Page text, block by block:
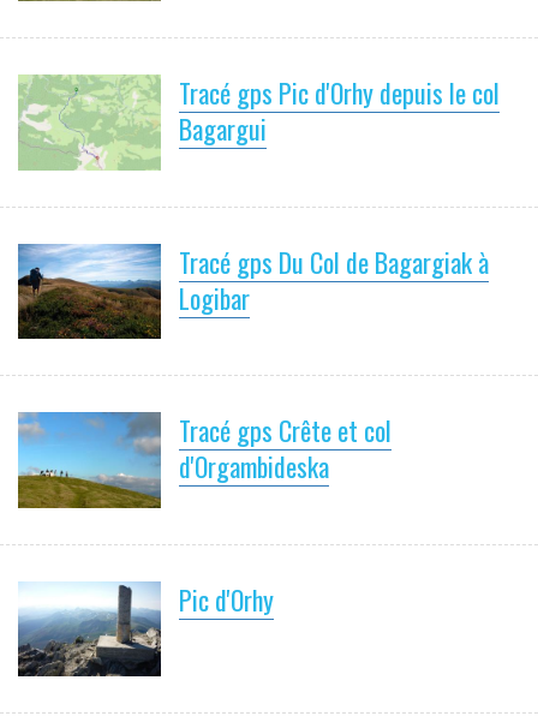
Tracé gps Pic d'Orhy depuis le col
Bagargui
Tracé gps Du Col de Bagargiak à
Logibar
Tracé gps Crête et col
d'Orgambideska
Pic d'Orhy